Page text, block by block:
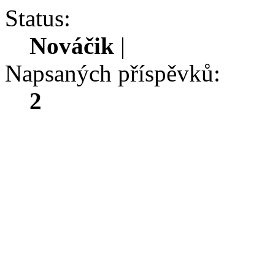
Status:
Nováčik |
Napsaných příspěvků:
2